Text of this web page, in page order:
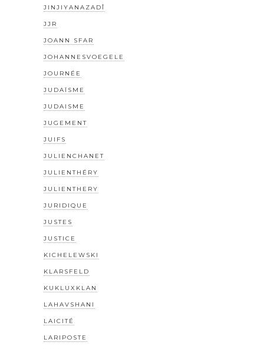
JINJIYANAZADÎ
JJR
JOANN SFAR
JOHANNESVOEGELE
JOURNÉE
JUDAÏSME
JUDAISME
JUGEMENT
JUIFS
JULIENCHANET
JULIENTHÉRY
JULIENTHERY
JURIDIQUE
JUSTES
JUSTICE
KICHELEWSKI
KLARSFELD
KUKLUXKLAN
LAHAVSHANI
LAICITÉ
LARIPOSTE